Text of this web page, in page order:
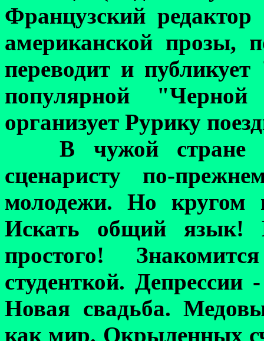
Французский
американской прозы,
переводит и
популярной
организует Рурику
В чужой стране
сценаристу по-
молодежи. Но кругом
Искать общий язык!
простого!
студенткой.
Новая свадьба.
как мир. Окрыленных